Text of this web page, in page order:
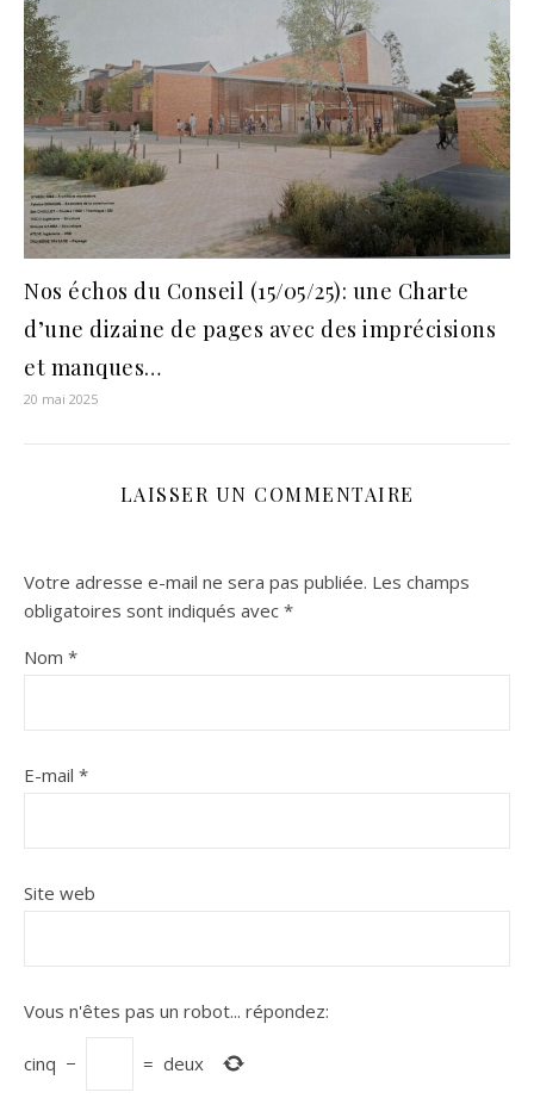
Nos échos du Conseil (15/05/25): une Charte
d’une dizaine de pages avec des imprécisions
et manques…
20 mai 2025
LAISSER UN COMMENTAIRE
Votre adresse e-mail ne sera pas publiée. Les champs
obligatoires sont indiqués avec *
Nom *
E-mail *
Site web
Vous n'êtes pas un robot... répondez:
cinq − = deux